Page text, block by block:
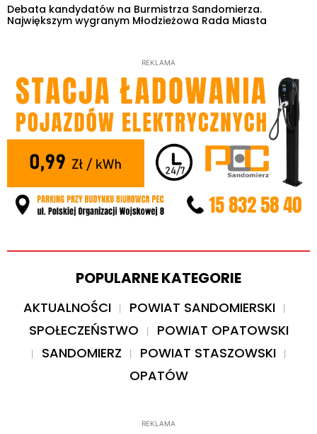
Debata kandydatów na Burmistrza Sandomierza.
Największym wygranym Młodzieżowa Rada Miasta
REKLAMA
POPULARNE KATEGORIE
AKTUALNOŚCI
POWIAT SANDOMIERSKI
SPOŁECZEŃSTWO
POWIAT OPATOWSKI
SANDOMIERZ
POWIAT STASZOWSKI
OPATÓW
REKLAMA